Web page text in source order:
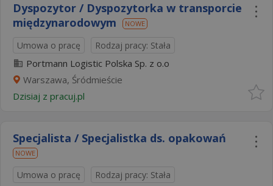
Dyspozytor / Dyspozytorka w transporcie
międzynarodowym
NOWE
Umowa o pracę Rodzaj pracy: Stała
Portmann Logistic Polska Sp. z o.o
Warszawa, Śródmieście
Dzisiaj z pracuj.pl
Specjalista / Specjalistka ds. opakowań
NOWE
Umowa o pracę Rodzaj pracy: Stała